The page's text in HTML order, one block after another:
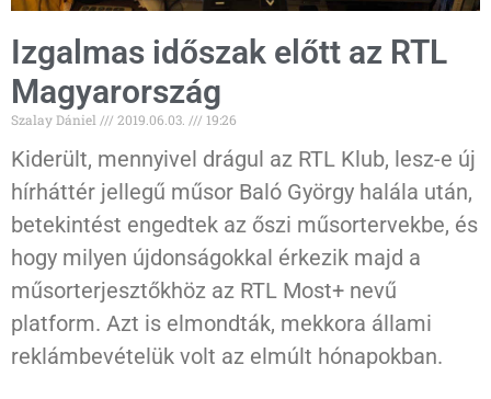
Izgalmas időszak előtt az RTL
Magyarország
Szalay Dániel 2019.06.03. 19:26
Kiderült, mennyivel drágul az RTL Klub, lesz-e új
hírháttér jellegű műsor Baló György halála után,
betekintést engedtek az őszi műsortervekbe, és
hogy milyen újdonságokkal érkezik majd a
műsorterjesztőkhöz az RTL Most+ nevű
platform. Azt is elmondták, mekkora állami
reklámbevételük volt az elmúlt hónapokban.